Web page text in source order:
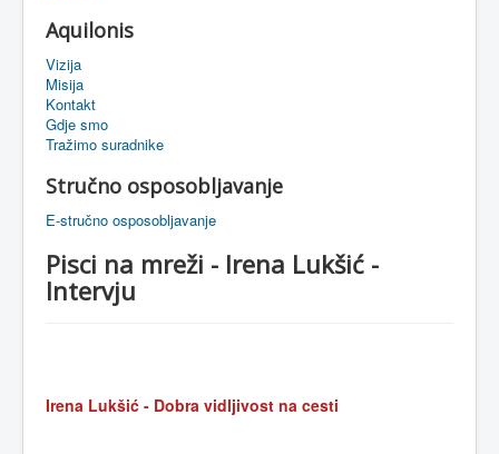
Aquilonis
Vizija
Misija
Kontakt
Gdje smo
Tražimo suradnike
Stručno osposobljavanje
E-stručno osposobljavanje
Pisci na mreži - Irena Lukšić -
Intervju
Irena Lukšić - Dobra vidljivost na cesti